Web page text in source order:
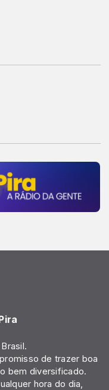
de trazer boa
bem diversificado.
hora do dia,